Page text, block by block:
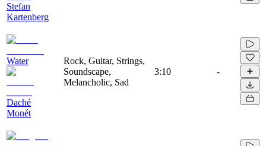
Stefan
Kartenberg
Water
Daché
Monét
Rock, Guitar, Strings,
Soundscape,
Melancholic, Sad
3:10 -